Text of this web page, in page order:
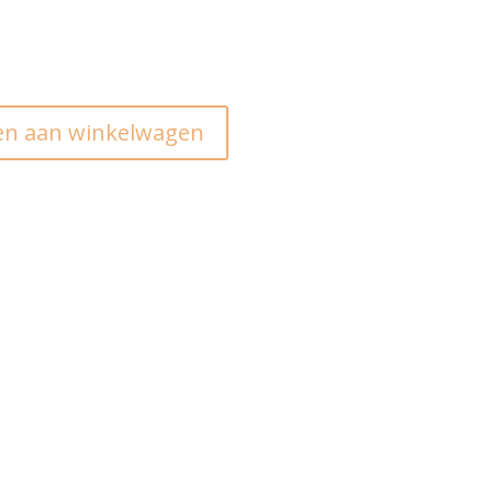
aan winkelwagen